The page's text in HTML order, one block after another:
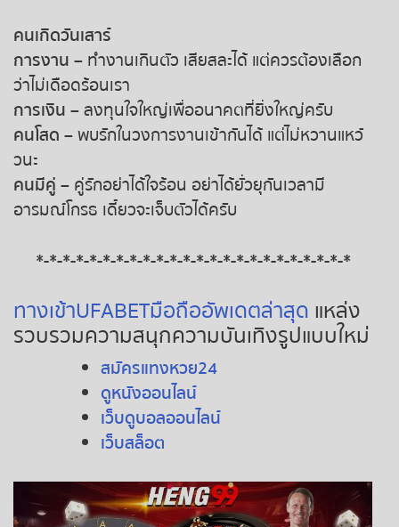
คนเกิดวันเสาร์
การงาน – ทำงานเกินตัว เสียสละได้ แต่ควรต้องเลือก
ว่าไม่เดือดร้อนเรา
การเงิน – ลงทุนใจใหญ่เพื่ออนาคตที่ยิ่งใหญ่ครับ
คนโสด – พบรักในวงการงานเข้ากันได้ แต่ไม่หวานแหว๋
วนะ
คนมีคู่ – คู่รักอย่าได้ใจร้อน อย่าได้ยั่วยุกันเวลามี
อารมณ์โกรธ เดี๋ยวจะเจ็บตัวได้ครับ
*-*-*-*-*-*-*-*-*-*-*-*-*-*-*-*-*-*-*-*-*-*-*-*
ทางเข้าUFABETมือถืออัพเดตล่าสุด แหล่ง
รวบรวมความสนุกความบันเทิงรูปแบบใหม่
สมัครแทงหวย24
ดูหนังออนไลน์
เว็บดูบอลออนไลน์
เว็บสล็อต